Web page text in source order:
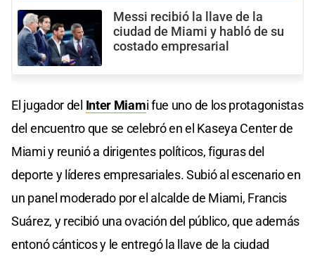
Messi recibió la llave de la
ciudad de Miami y habló de su
costado empresarial
El jugador del Inter Miami fue uno de los protagonistas
del encuentro que se celebró en el Kaseya Center de
Miami y reunió a dirigentes políticos, figuras del
deporte y líderes empresariales. Subió al escenario en
un panel moderado por el alcalde de Miami, Francis
Suárez, y recibió una ovación del público, que además
entonó cánticos y le entregó la llave de la ciudad